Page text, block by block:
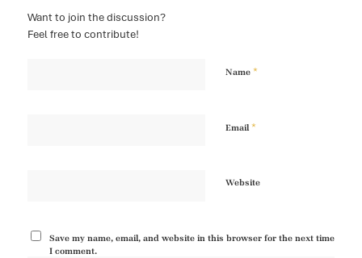
Want to join the discussion?
Feel free to contribute!
Name *
Email*
Website
Save my name, email, and website in this browser for the next time
I comment.